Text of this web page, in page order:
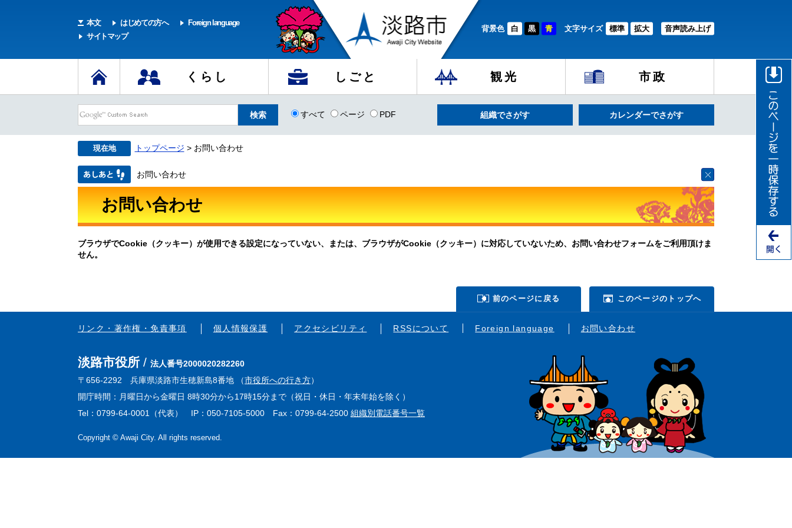
本文 はじめての方へ
Foreign language
サイトマップ
背景色 白 黒 青 文字サイズ 標準 拡大 音声読み上げ
くらし しごと 観光 市政
すべて ページ PDF 組織でさがす カレンダーでさがす
現在地 トップページ > お問い合わせ
お問い合わせ
お問い合わせ
ブラウザでCookie（クッキー）が使用できる設定になっていない、または、ブラウザがCookie（クッキー）に対応していないため、お問い合わせフォームをご利用頂けま
せん。
前のページに戻る このページのトップへ
リンク・著作権・免責事項 個人情報保護 アクセシビリティ RSSについて Foreign language お問い合わせ
淡路市役所
法人番号2000020282260
〒656-2292 兵庫県淡路市生穂新島8番地 （市役所への行き方）
開庁時間：月曜日から金曜日 8時30分から17時15分まで（祝日・休日・年末年始を除く）
Tel：0799-64-0001（代表） IP：050-7105-5000 Fax：0799-64-2500 組織別電話番号一覧
Copyright © Awaji City. All rights reserved.